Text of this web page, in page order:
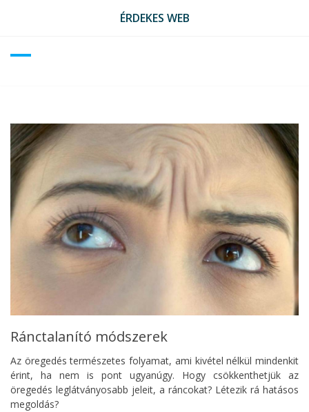
ÉRDEKES WEB
Ránctalanító módszerek
Az öregedés természetes folyamat, ami kivétel nélkül mindenkit
érint, ha nem is pont ugyanúgy. Hogy csökkenthetjük az
öregedés leglátványosabb jeleit, a ráncokat? Létezik rá hatásos
megoldás?